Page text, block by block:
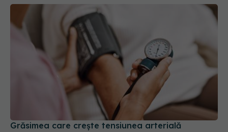
Grăsimea care crește tensiunea arterială